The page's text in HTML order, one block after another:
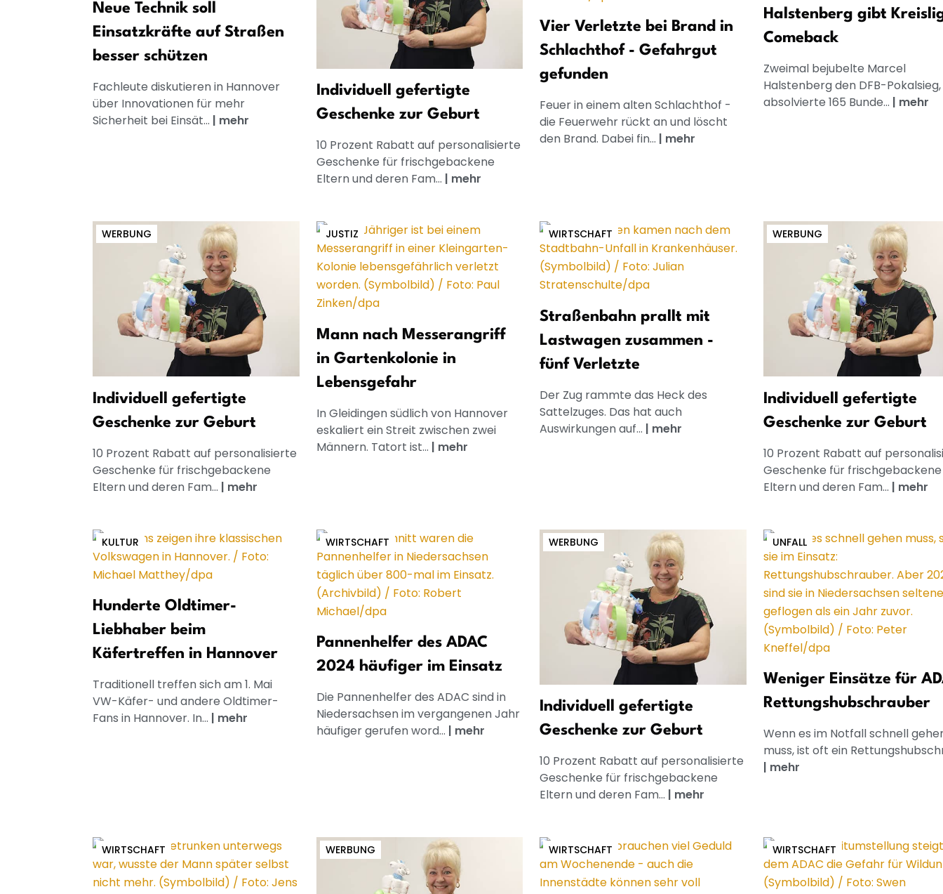
Neue Technik soll
Einsatzkräfte auf Straßen
besser schützen
Fachleute diskutieren in Hannover
über Innovationen für mehr
Sicherheit bei Einsät... | mehr
Individuell gefertigte
Geschenke zur Geburt
10 Prozent Rabatt auf personalisierte
Geschenke für frischgebackene
Eltern und deren Fam... | mehr
Vier Verletzte bei Brand in
Schlachthof - Gefahrgut
gefunden
Feuer in einem alten Schlachthof -
die Feuerwehr rückt an und löscht
den Brand. Dabei fin... | mehr
Halstenberg gibt
Comeback
Zweimal bejubelte Marcel
Halstenberg den DFB-
absolvierte 165 Bunde... | mehr
WERBUNG
Individuell gefertigte
Geschenke zur Geburt
10 Prozent Rabatt auf personalisierte
Geschenke für frischgebackene
Eltern und deren Fam... | mehr
JUSTIZ
Mann nach Messerangriff
in Gartenkolonie in
Lebensgefahr
In Gleidingen südlich von Hannover
eskaliert ein Streit zwischen zwei
Männern. Tatort ist... | mehr
WIRTSCHAFT
Straßenbahn prallt mit
Lastwagen zusammen -
fünf Verletzte
Der Zug rammte das Heck des
Sattelzuges. Das hat auch
Auswirkungen auf... | mehr
WERBUNG
Individuell gefertigte
Geschenke zur Geburt
10 Prozent Rabatt auf
Geschenke für frischgebackene
Eltern und deren Fam... | mehr
KULTUR
Hunderte Oldtimer-
Liebhaber beim
Käfertreffen in Hannover
Traditionell treffen sich am 1. Mai
VW-Käfer- und andere Oldtimer-
Fans in Hannover. In... | mehr
WIRTSCHAFT
Pannenhelfer des ADAC
2024 häufiger im Einsatz
Die Pannenhelfer des ADAC sind in
Niedersachsen im vergangenen Jahr
häufiger gerufen word... | mehr
WERBUNG
Individuell gefertigte
Geschenke zur Geburt
10 Prozent Rabatt auf personalisierte
Geschenke für frischgebackene
Eltern und deren Fam... | mehr
UNFALL
Weniger Einsätze für
Rettungshubschrauber
Wenn es im Notfall schnell
muss, ist oft ein
| mehr
WIRTSCHAFT WERBUNG WIRTSCHAFT WIRTSCHAFT